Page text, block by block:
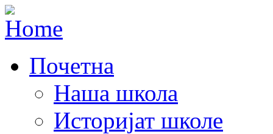
Почетна
Наша школа
Историјат школе